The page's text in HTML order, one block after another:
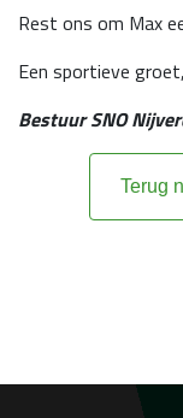
Rest ons om Max
Een sportieve groet,
Bestuur SNO
Terug